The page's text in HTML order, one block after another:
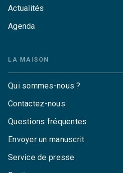
Actualités
Agenda
LA MAISON
Qui sommes-nous ?
Contactez-nous
Questions fréquentes
Envoyer un manuscrit
Service de presse